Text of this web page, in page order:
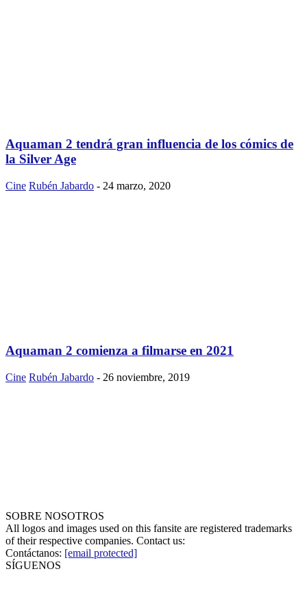
Aquaman 2 tendrá gran influencia de los cómics de
la Silver Age
Cine Rubén Jabardo - 24 marzo, 2020
Aquaman 2 comienza a filmarse en 2021
Cine Rubén Jabardo - 26 noviembre, 2019
SOBRE NOSOTROS
All logos and images used on this fansite are registered trademarks
of their respective companies. Contact us:
Contáctanos: [email protected]
SÍGUENOS